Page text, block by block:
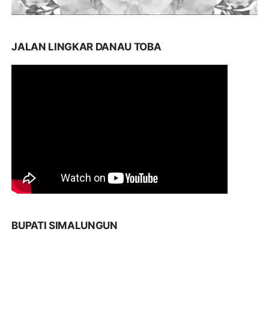
JALAN LINGKAR DANAU TOBA
BUPATI SIMALUNGUN